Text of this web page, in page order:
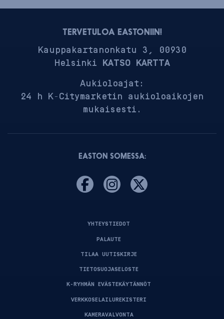
TERVETULOA EASTONIIN!
Kauppakartanonkatu 3, 00930
Helsinki KATSO KARTTA
Aukioloajat:
24 h K-Citymarketin aukioloaikojen
mukaisesti.
EASTON SOMESSA:
YHTEYSTIEDOT
PALAUTE
TILAA UUTISKIRJE
TIETOSUOJASELOSTE
K-RYHMÄN EVÄSTEKÄYTÄNNÖT
VERKKOSELAILUREKISTERI
KAMERAVALVONTA